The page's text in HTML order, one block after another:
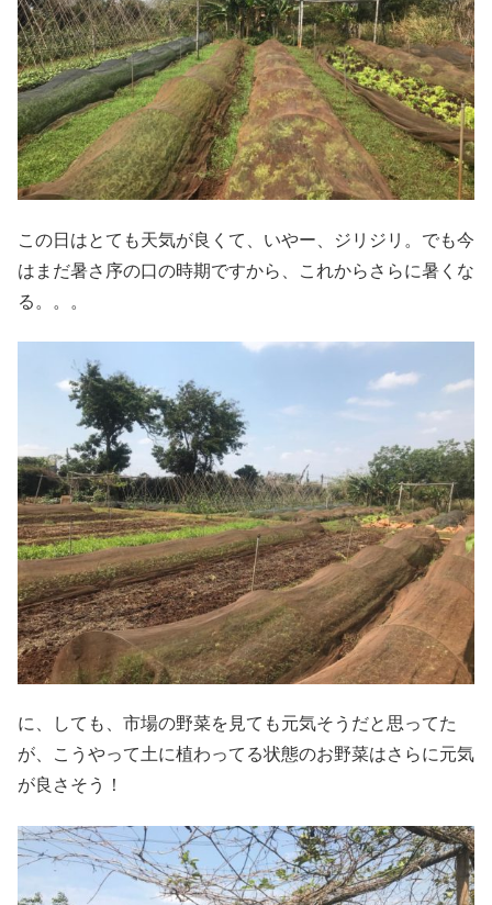
この日はとても天気が良くて、いやー、ジリジリ。でも今
はまだ暑さ序の口の時期ですから、これからさらに暑くな
る。。。
に、しても、市場の野菜を見ても元気そうだと思ってた
が、こうやって土に植わってる状態のお野菜はさらに元気
が良さそう！